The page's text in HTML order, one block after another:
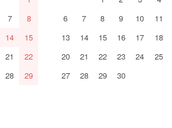
7
8
14
15
21
22
28
29
6
7 8 9 10 11
13
14 15 16 17 18
20
21 22 23 24 25
27
28 29 30